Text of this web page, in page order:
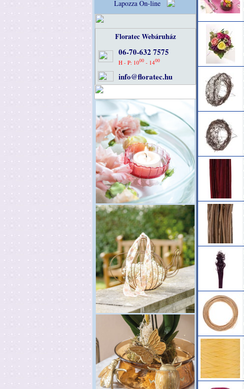
Lapozza On-line
Floratec Webáruház
06-70-632 7575
H - P: 1000- 1400
info@floratec.hu